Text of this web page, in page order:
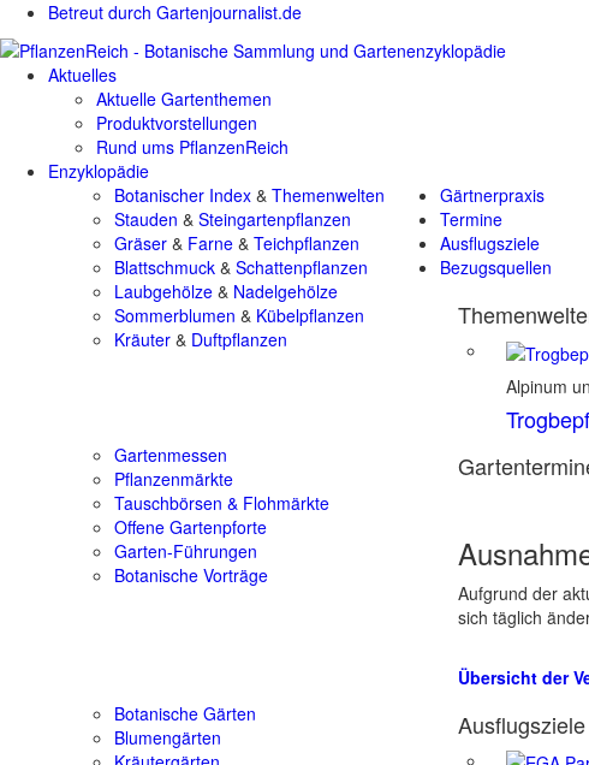
Betreut durch Gartenjournalist.de
Aktuelles
Aktuelle Gartenthemen
Produktvorstellungen
Rund ums PflanzenReich
Enzyklopädie
Botanischer Index & Themenwelten
Stauden & Steingartenpflanzen
Gräser & Farne & Teichpflanzen
Blattschmuck & Schattenpflanzen
Laubgehölze & Nadelgehölze
Sommerblumen & Kübelpflanzen
Kräuter & Duftpflanzen
Alpinum
Gärtnerpraxis
Termine
Gartenmessen
Pflanzenmärkte
Tauschbörsen & Flohmärkte
Offene Gartenpforte
Garten-Führungen
Botanische Vorträge
Aufgrund der
sich täglich
Übersicht der
Ausflugsziele
Botanische Gärten
Blumengärten
Bezugsquellen